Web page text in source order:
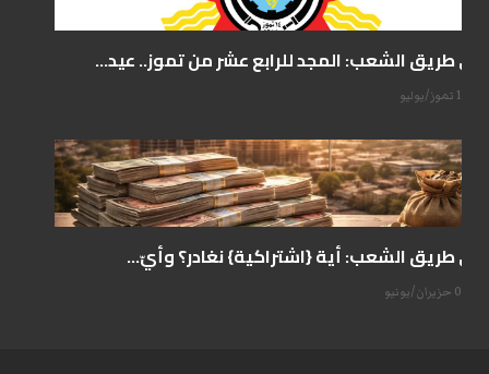
على طريق الشعب: المجد للرابع عشر من تموز.. عيد...
14 تموز/يوليو
على طريق الشعب: أية {اشتراكية} نغادر؟ وأيّ...
07 حزيران/يونيو